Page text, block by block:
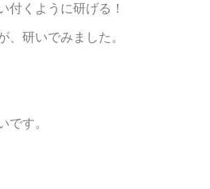
付くように研げる！
、研いでみました。
です。